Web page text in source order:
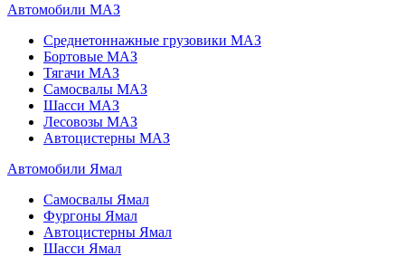
Автомобили МАЗ
Среднетоннажные грузовики МАЗ
Бортовые МАЗ
Тягачи МАЗ
Самосвалы МАЗ
Шасси МАЗ
Лесовозы МАЗ
Автоцистерны МАЗ
Автомобили Ямал
Самосвалы Ямал
Фургоны Ямал
Автоцистерны Ямал
Шасси Ямал